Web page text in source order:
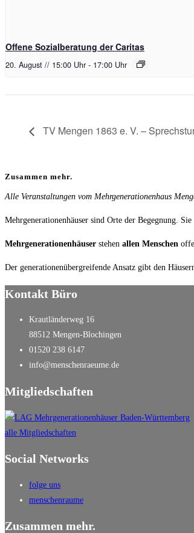
Offene Sozialberatung der Caritas
20. August // 15:00 Uhr - 17:00 Uhr
TV Mengen 1863 e. V. –
Zusammen mehr.
Alle Veranstaltungen vom Mehrgenerationenhaus
Mehrgenerationenhäuser sind Orte der Begegnung.
Mehrgenerationenhäuser stehen allen Menschen
Der generationenübergreifende Ansatz gibt den
Kontakt Büro
Krautländerweg 16
88512 Mengen-Blochingen
01520 238 6147
info@menschenraeume.de
Mitgliedschaften
alle Mitgliedschaften
Social Networks
folge uns
menschenraume
Zusammen mehr.